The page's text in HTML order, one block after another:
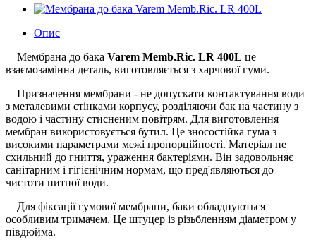
Опис
Мембрана до бака Varem Memb.Ric. LR 400L це
взаємозамінна деталь, виготовляється з харчової гуми.
Призначення мембрани - не допускати контактування води
з металевими стінками корпусу, розділяючи бак на частину з
водою і частину стисненим повітрям. Для виготовлення
мембран використовується бутил. Це зносостійка гума з
високими параметрами межі пропорційності. Матеріал не
схильний до гниття, ураження бактеріями. Він задовольняє
санітарним і гігієнічним нормам, що пред'являються до
чистоти питної води.
Для фіксації гумової мембрани, баки обладнуються
особливим тримачем. Це штуцер із різьбленням діаметром у
півдюйма.